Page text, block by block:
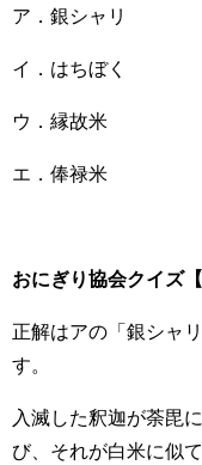
ア．銀シャリ
イ．はちぼく
ウ．縁故米
エ．俸禄米
おにぎり協会クイズ
正解はアの「銀シャ
す。
入滅した釈迦が荼毘
び、それが白米に似